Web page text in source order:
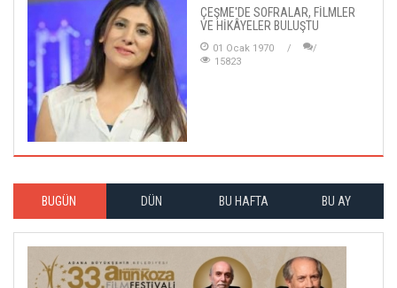
ÇEŞME'DE SOFRALAR, FİLMLER
VE HİKÂYELER BULUŞTU
01 Ocak 1970
15823
BUGÜN DÜN BU HAFTA BU AY